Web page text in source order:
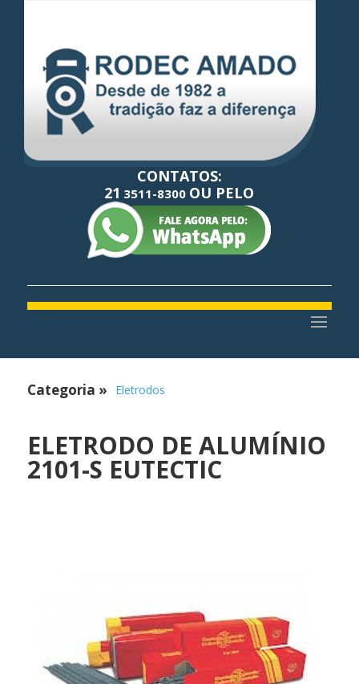
CONTATOS:
21 3511-8300 OU PELO
Categoria » Eletrodos
ELETRODO DE ALUMÍNIO
2101-S EUTECTIC